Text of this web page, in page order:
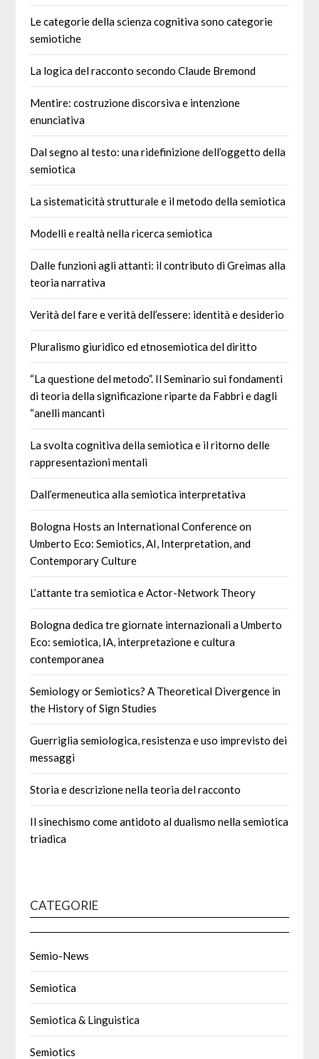
Le categorie della scienza cognitiva sono categorie
semiotiche
La logica del racconto secondo Claude Bremond
Mentire: costruzione discorsiva e intenzione
enunciativa
Dal segno al testo: una ridefinizione dell’oggetto della
semiotica
La sistematicità strutturale e il metodo della semiotica
Modelli e realtà nella ricerca semiotica
Dalle funzioni agli attanti: il contributo di Greimas alla
teoria narrativa
Verità del fare e verità dell’essere: identità e desiderio
Pluralismo giuridico ed etnosemiotica del diritto
“La questione del metodo”. Il Seminario sui fondamenti
di teoria della significazione riparte da Fabbri e dagli
“anelli mancanti
La svolta cognitiva della semiotica e il ritorno delle
rappresentazioni mentali
Dall’ermeneutica alla semiotica interpretativa
Bologna Hosts an International Conference on
Umberto Eco: Semiotics, AI, Interpretation, and
Contemporary Culture
L’attante tra semiotica e Actor-Network Theory
Bologna dedica tre giornate internazionali a Umberto
Eco: semiotica, IA, interpretazione e cultura
contemporanea
Semiology or Semiotics? A Theoretical Divergence in
the History of Sign Studies
Guerriglia semiologica, resistenza e uso imprevisto dei
messaggi
Storia e descrizione nella teoria del racconto
Il sinechismo come antidoto al dualismo nella semiotica
triadica
CATEGORIE
Semio-News
Semiotica
Semiotica & Linguistica
Semiotics